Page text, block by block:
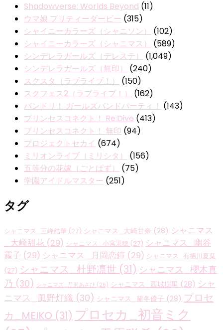
Shadowverse: Worlds Beyond (11)
ウマ娘 プリティーダービー (315)
シャイニーカラーズ（シャニソン）
(102)
シャイニーカラーズ（シャニマス）
(589)
シンデレラガールズ（デレステ）
(1,049)
シンデレラガールズ（無印）
(240)
スクスタ（ラブライブ！）
(150)
スクフェス2（ラブライブ！）
(162)
バンドリ！ ガールズバンドパーティ！ (143)
プリンセスコネクト！ Re:Dive (413)
プリンセスコネクト！ 無印 (94)
プロジェクトセカイ (674)
ミリオンライブ（ミリシタ）
(156)
五等分の花嫁（ごとぱず）
(75)
学園アイドルマスター (251)
タグ
シャニマス_三峰結華 (27) シャニマス_大崎甘奈 (28) シャニマス
_大崎甜花 (29) シャニマス_小宮果穂 (27) シャニマス_幽谷
霧子 (29) シャニマス_月岡恋鐘 (29) シャニマス_有栖川夏葉
(27) シャニマス_杜野凛世 (31) シャニマス_櫻木真
乃 (30) シャニマス_芹沢あさひ (26) シャニマス_西城樹里 (28) シャ
ニマス_風野灯織 (30) シャニマス_黛冬優子 (28) プロセ
カ_MEIKO (31) プロセカ_初音ミク